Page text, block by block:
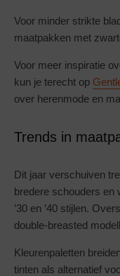
Voor minder strikte
maatpakken met
Voor meer inspiratie
kun je terecht op
over herenmode en
Trends in
Dit jaar verschuiven
bredere schouders en
’30 en ’40 stijlen.
double-breasted
Kleurenpaletten
tinten als alternatief